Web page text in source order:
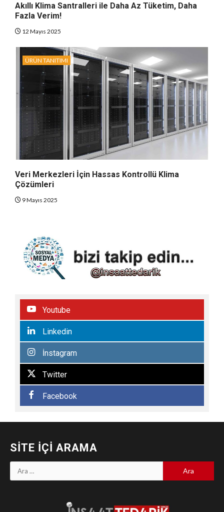
Akıllı Klima Santralleri ile Daha Az Tüketim, Daha
Fazla Verim!
12 Mayıs 2025
ÜRÜN TANITIMI
Veri Merkezleri İçin Hassas Kontrollü Klima
Çözümleri
9 Mayıs 2025
Youtube
Linkedin
İnstagram
Twitter
Facebook
SITE İÇI ARAMA
Arama: